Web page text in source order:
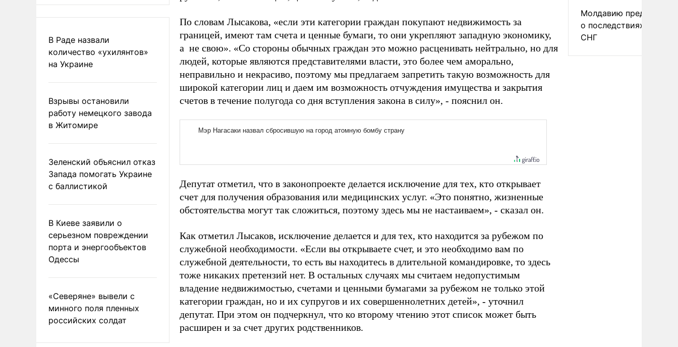
В Раде назвали
количество «ухилянтов»
на Украине
Взрывы остановили
работу немецкого завода
в Житомире
Зеленский объяснил отказ
Запада помогать Украине
с баллистикой
В Киеве заявили о
серьезном повреждении
порта и энергообъектов
Одессы
«Северяне» вывели с
минного поля пленных
российских солдат
По словам Лысакова, «если эти категории граждан покупают недвижимость за
границей, имеют там счета и ценные бумаги, то они укрепляют западную экономику,
а не свою». «Со стороны обычных граждан это можно расценивать нейтрально, но для
людей, которые являются представителями власти, это более чем аморально,
неправильно и некрасиво, поэтому мы предлагаем запретить такую возможность для
широкой категории лиц и даем им возможность отчуждения имущества и закрытия
счетов в течение полугода со дня вступления закона в силу», - пояснил он.
Депутат отметил, что в законопроекте делается исключение для тех, кто открывает
счет для получения образования или медицинских услуг. «Это понятно, жизненные
обстоятельства могут так сложиться, поэтому здесь мы не настаиваем», - сказал он.
Как отметил Лысаков, исключение делается и для тех, кто находится за рубежом по
служебной необходимости. «Если вы открываете счет, и это необходимо вам по
служебной деятельности, то есть вы находитесь в длительной командировке, то здесь
тоже никаких претензий нет. В остальных случаях мы считаем недопустимым
владение недвижимостью, счетами и ценными бумагами за рубежом не только этой
категории граждан, но и их супругов и их совершеннолетних детей», - уточнил
депутат. При этом он подчеркнул, что ко второму чтению этот список может быть
расширен и за счет других родственников.
Молдавию
о последствиях выхода
СНГ